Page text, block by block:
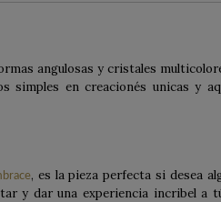
angulosas y cristales
simples en creacionés unicas y
, es la pieza perfecta si desea
y dar una experiencia incribel a